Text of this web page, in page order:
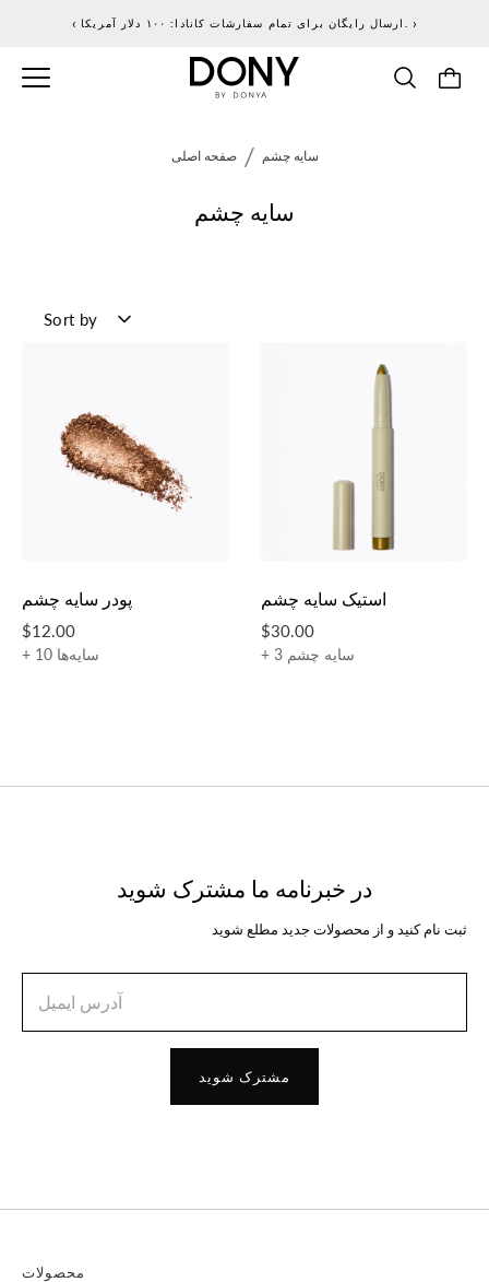
‹ ›
سایه چشم
صفحه اصلی / سایه چشم
Sort by
پودر سایه چشم
$12.00
+ 10 سایه‌ها
استیک سایه چشم
$30.00
+ 3 سایه چشم
در خبرنامه ما مشترک شوید
ثبت نام کنید و از محصولات جدید مطلع شوید
مشترک شوید
محصولات